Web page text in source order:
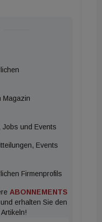
Magazin
Jobs und Events
Events
Firmenprofils
ABONNEMENTS
erhalten Sie den